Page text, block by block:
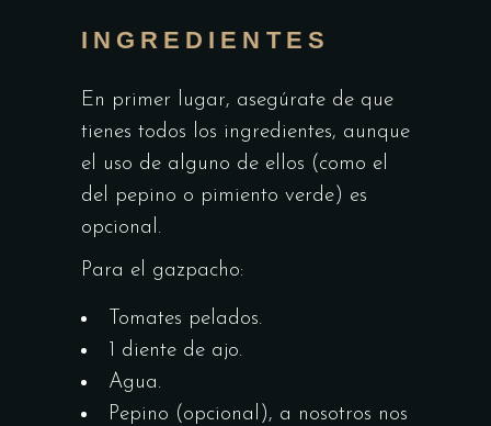
INGREDIENTES
En primer lugar, asegúrate de que
tienes todos los ingredientes, aunque
el uso de alguno de ellos (como el
del pepino o pimiento verde) es
opcional.
Para el gazpacho:
Tomates pelados.
1 diente de ajo.
Agua.
Pepino (opcional), a nosotros nos